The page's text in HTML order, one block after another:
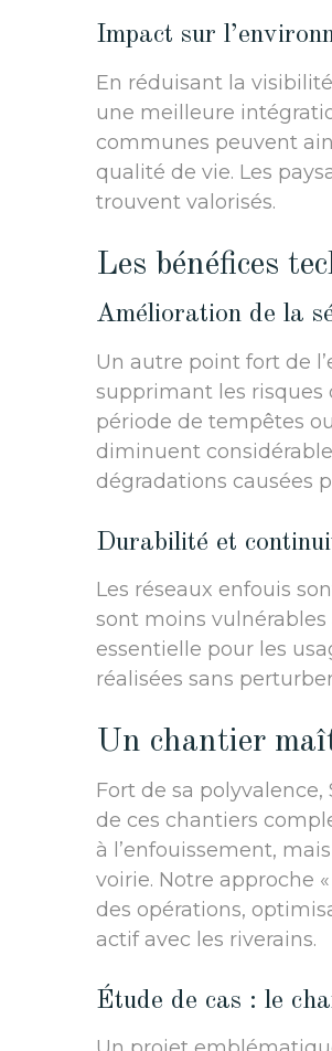
Impact sur
En réduisant la
une meilleure
communes peuvent
qualité de vie. Les
trouvent valorisés.
Les bénéfices
Amélioration de la
Un autre point fort de
supprimant les risques
période de tempêtes
diminuent
dégradations causées
Durabilité et
Les réseaux enfouis
sont moins
essentielle pour les
réalisées sans
Un chantier
Fort de sa
de ces chantiers
à l’enfouissement,
voirie. Notre approche
des opérations,
actif avec les riverains.
Étude de cas : le